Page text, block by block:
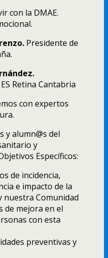
con la DMAE.
Presidente de
Retina Cantabria
con expertos
y alumn@s del
y
Específicos:
de incidencia,
e impacto de la
nuestra Comunidad
de mejora en el
con esta
preventivas y